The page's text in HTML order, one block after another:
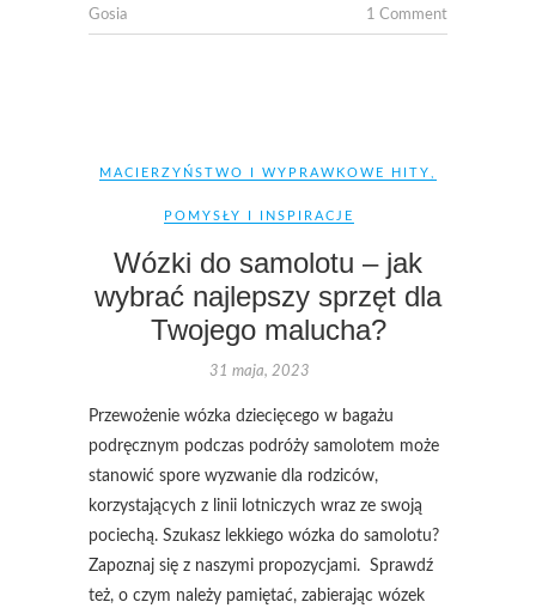
Gosia 1 Comment
MACIERZYŃSTWO I WYPRAWKOWE HITY
POMYSŁY I INSPIRACJE
Wózki do samolotu – jak
wybrać najlepszy sprzęt dla
Twojego malucha?
31 maja, 2023
Przewożenie wózka dziecięcego w bagażu
podręcznym podczas podróży samolotem może
stanowić spore wyzwanie dla rodziców,
korzystających z linii lotniczych wraz ze swoją
pociechą. Szukasz lekkiego wózka do samolotu?
Zapoznaj się z naszymi propozycjami. Sprawdź
też, o czym należy pamiętać, zabierając wózek